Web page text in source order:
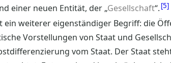
einer neuen Entität, der „Gesellschaft“. 5
ein weiterer eigenständiger Begriff: die
Vorstellungen von Staat und
vom Staat. Der Staat